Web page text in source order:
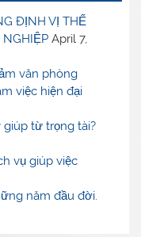
ĐỊNH VỊ THẾ
April 7,
văn phòng
việc hiện đại
từ trọng tài?
vụ giúp việc
năm đầu đời.